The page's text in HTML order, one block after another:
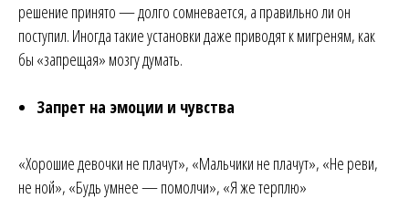
решение принято — долго сомневается, а правильно ли он
поступил. Иногда такие установки даже приводят к мигреням, как
бы «запрещая» мозгу думать.
Запрет на эмоции и чувства
«Хорошие девочки не плачут», «Мальчики не плачут», «Не реви,
не ной», «Будь умнее — помолчи», «Я же терплю»